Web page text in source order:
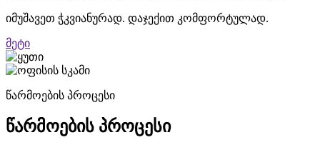
იმუშავეთ ჭკვიანურად. დაჯექით კომფორტულად.
მეტი
წარმოების პროცესი
წარმოების პროცესი